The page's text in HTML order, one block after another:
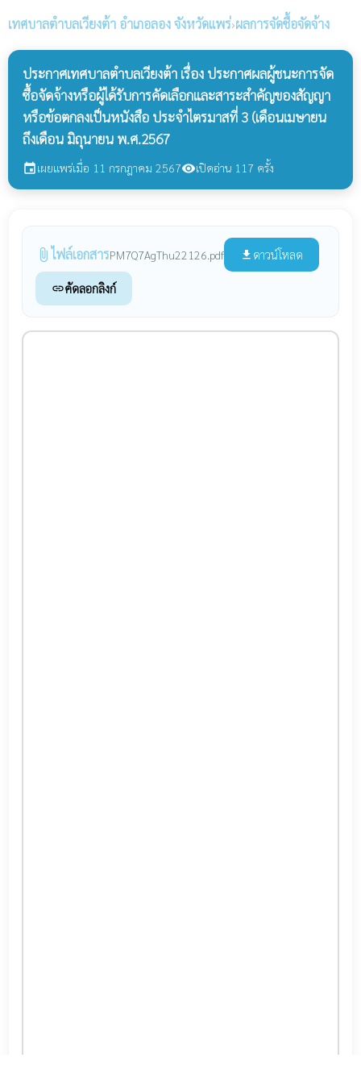
เทศบาลตำบลเวียงต้า อำเภอลอง จังหวัดแพร่›ผลการจัดซื้อจัดจ้าง
ประกาศเทศบาลตำบลเวียงต้า เรื่อง ประกาศผลผู้ชนะการจัด
ซื้อจัดจ้างหรือผู้ได้รับการคัดเลือกและสาระสำคัญของสัญญา
หรือข้อตกลงเป็นหนังสือ ประจำไตรมาสที่ 3 (เดือนเมษายน
ถึงเดือน มิถุนายน พ.ศ.2567
eventเผยแพร่เมื่อ 11 กรกฎาคม 2567visibilityเปิดอ่าน 117 ครั้ง
attach_file ไฟล์เอกสารPM7Q7AgThu22126.pdf file_download ดาวน์โหลด
linkคัดลอกลิงก์